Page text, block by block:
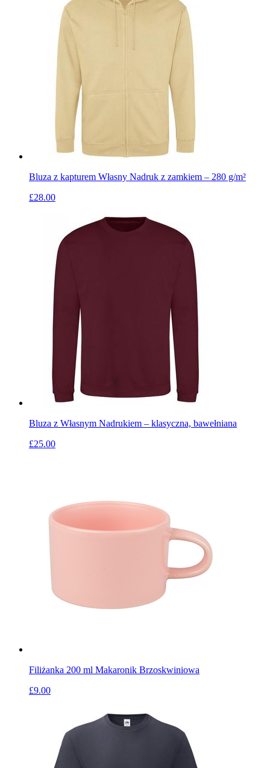
Bluza z kapturem Własny Nadruk z zamkiem – 280 g/m²
£28.00
Bluza z Własnym Nadrukiem – klasyczna, bawełniana
£25.00
Filiżanka 200 ml Makaronik Brzoskwiniowa
£9.00